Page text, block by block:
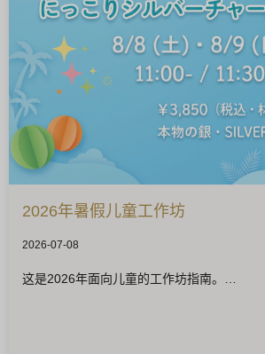
2026年暑假儿童工作坊
2026-07-08
这是2026年面向儿童的工作坊指南。